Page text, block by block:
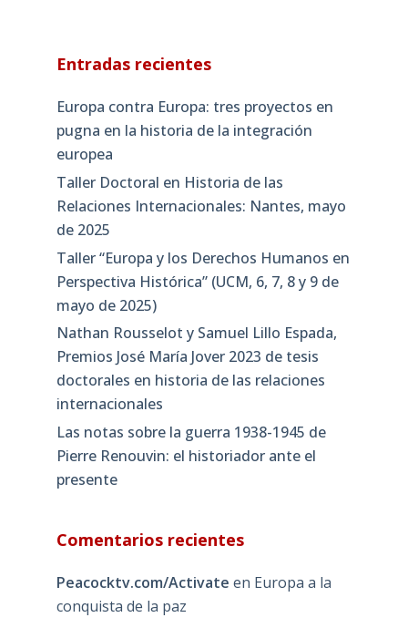
Entradas recientes
Europa contra Europa: tres proyectos en
pugna en la historia de la integración
europea
Taller Doctoral en Historia de las
Relaciones Internacionales: Nantes, mayo
de 2025
Taller “Europa y los Derechos Humanos en
Perspectiva Histórica” (UCM, 6, 7, 8 y 9 de
mayo de 2025)
Nathan Rousselot y Samuel Lillo Espada,
Premios José María Jover 2023 de tesis
doctorales en historia de las relaciones
internacionales
Las notas sobre la guerra 1938-1945 de
Pierre Renouvin: el historiador ante el
presente
Comentarios recientes
Peacocktv.com/Activate en Europa a la
conquista de la paz